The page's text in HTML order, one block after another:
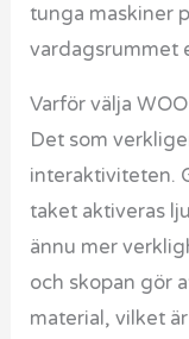
tunga maskiner
vardagsrummet
Varför välja
Det som
interaktiviteten.
taket aktiveras
ännu mer
och skopan gör
material, vilket